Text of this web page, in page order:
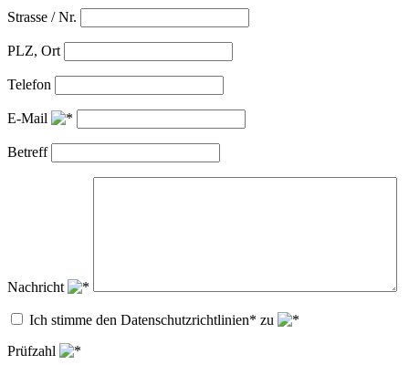
Strasse / Nr.
PLZ, Ort
Telefon
E-Mail
Betreff
Nachricht
Ich stimme den Datenschutzrichtlinien* zu
Prüfzahl